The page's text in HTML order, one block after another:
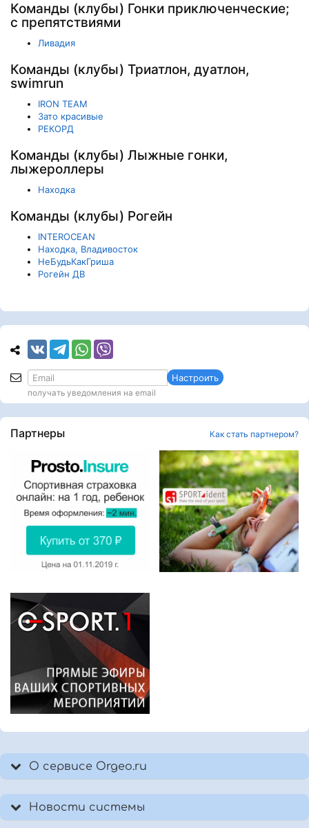
Команды (клубы) Гонки приключенческие;
с препятствиями
Ливадия
Команды (клубы) Триатлон, дуатлон,
swimrun
IRON TEAM
Зато красивые
РЕКОРД
Команды (клубы) Лыжные гонки,
лыжероллеры
Находка
Команды (клубы) Рогейн
INTEROCEAN
Находка, Владивосток
НеБудьКакГриша
Рогейн ДВ
Настроить
получать уведомления на email
Партнеры Как стать партнером?
О сервисе Orgeo.ru
Новости системы